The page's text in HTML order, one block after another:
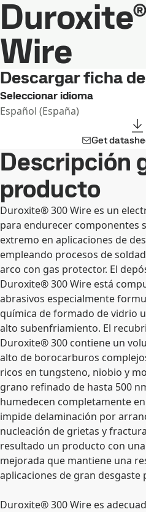
Wire
Descargar ficha
Seleccionar idioma
Español (España)
Get
Descripción
producto
Duroxite® 300 Wire es un
para endurecer componentes
extremo en aplicaciones de
empleando procesos de
arco con gas protector. El
Duroxite® 300 Wire está
abrasivos especialmente
química de formado de vidrio
alto subenfriamiento. El
Duroxite® 300 contiene un
alto de borocarburos
ricos en tungsteno, niobio y
grano refinado de hasta 500
humedecen completamente
impide delaminación por
nucleación de grietas y
resultado un producto con
mejorada que mantiene una
aplicaciones de gran desgaste
Duroxite® 300 Wire es